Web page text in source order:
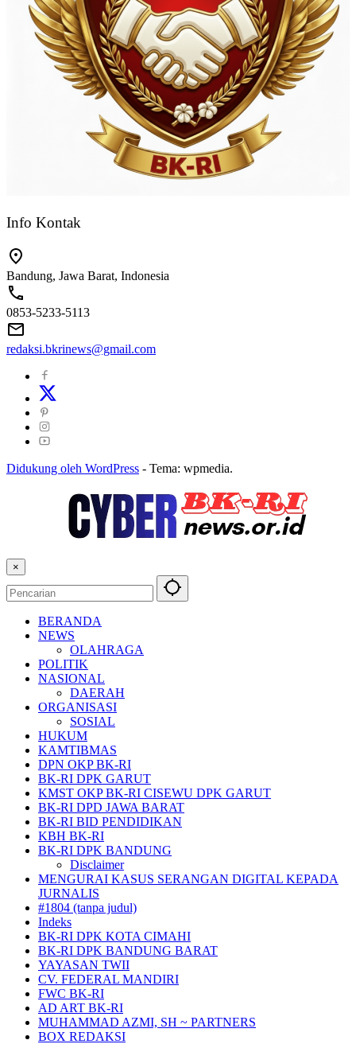
Info Kontak
Bandung, Jawa Barat, Indonesia
0853-5233-5113
redaksi.bkrinews@gmail.com
Didukung oleh WordPress - Tema: wpmedia.
×
BERANDA
NEWS
OLAHRAGA
POLITIK
NASIONAL
DAERAH
ORGANISASI
SOSIAL
HUKUM
KAMTIBMAS
DPN OKP BK-RI
BK-RI DPK GARUT
KMST OKP BK-RI CISEWU DPK GARUT
BK-RI DPD JAWA BARAT
BK-RI BID PENDIDIKAN
KBH BK-RI
BK-RI DPK BANDUNG
Disclaimer
MENGURAI KASUS SERANGAN DIGITAL KEPADA
JURNALIS
#1804 (tanpa judul)
Indeks
BK-RI DPK KOTA CIMAHI
BK-RI DPK BANDUNG BARAT
YAYASAN TWII
CV. FEDERAL MANDIRI
FWC BK-RI
AD ART BK-RI
MUHAMMAD AZMI, SH ~ PARTNERS
BOX REDAKSI